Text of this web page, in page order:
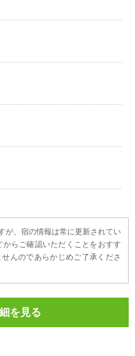
が、宿の情報は常に更新されてい
らご確認いただくことをおすす
んのであらかじめご了承くださ
を見る